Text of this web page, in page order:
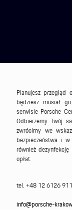
Planujesz przegląd
będziesz musiał
serwisie Porsche
Odbierzemy Twój
zwrócimy we
bezpieczeństwa i
również
opłat.
tel.+48 12 6126 911
info@porsche-